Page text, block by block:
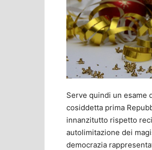
Serve quindi un esame
cosiddetta prima
innanzitutto rispetto
autolimitazione dei
democrazia